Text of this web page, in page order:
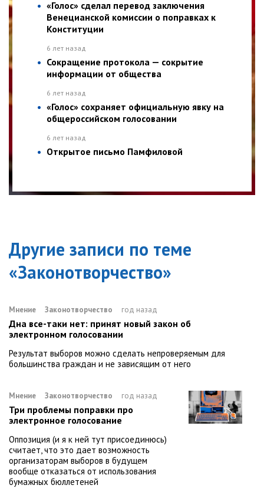
«Голос» сделал перевод заключения
Венецианской комиссии о поправках к
Конституции
6 лет назад
Сокращение протокола — сокрытие
информации от общества
6 лет назад
«Голос» сохраняет официальную явку на
общероссийском голосовании
6 лет назад
Открытое письмо Памфиловой
Другие записи по теме
«Законотворчество»
Мнение Законотворчество год назад
Дна все-таки нет: принят новый закон об
электронном голосовании
Результат выборов можно сделать непроверяемым для
большинства граждан и не зависящим от него
Мнение Законотворчество год назад
Три проблемы поправки про
электронное голосование
Оппозиция (и я к ней тут присоединюсь)
считает, что это дает возможность
организаторам выборов в будущем
вообще отказаться от использования
бумажных бюллетеней